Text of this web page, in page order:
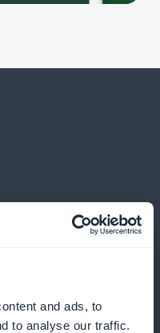
and ads, to
to analyse our traffic.
i realtid